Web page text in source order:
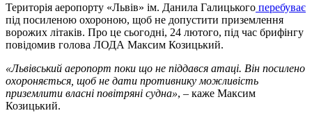
Територія аеропорту «Львів» ім. Данила Галицького перебуває
під посиленою охороною, щоб не допустити приземлення
ворожих літаків. Про це сьогодні, 24 лютого, під час брифінгу
повідомив голова ЛОДА Максим Козицький.
«Львівський аеропорт поки що не піддався атаці. Він посилено
охороняється, щоб не дати противнику можливість
приземлити власні повітряні судна», – каже Максим
Козицький.